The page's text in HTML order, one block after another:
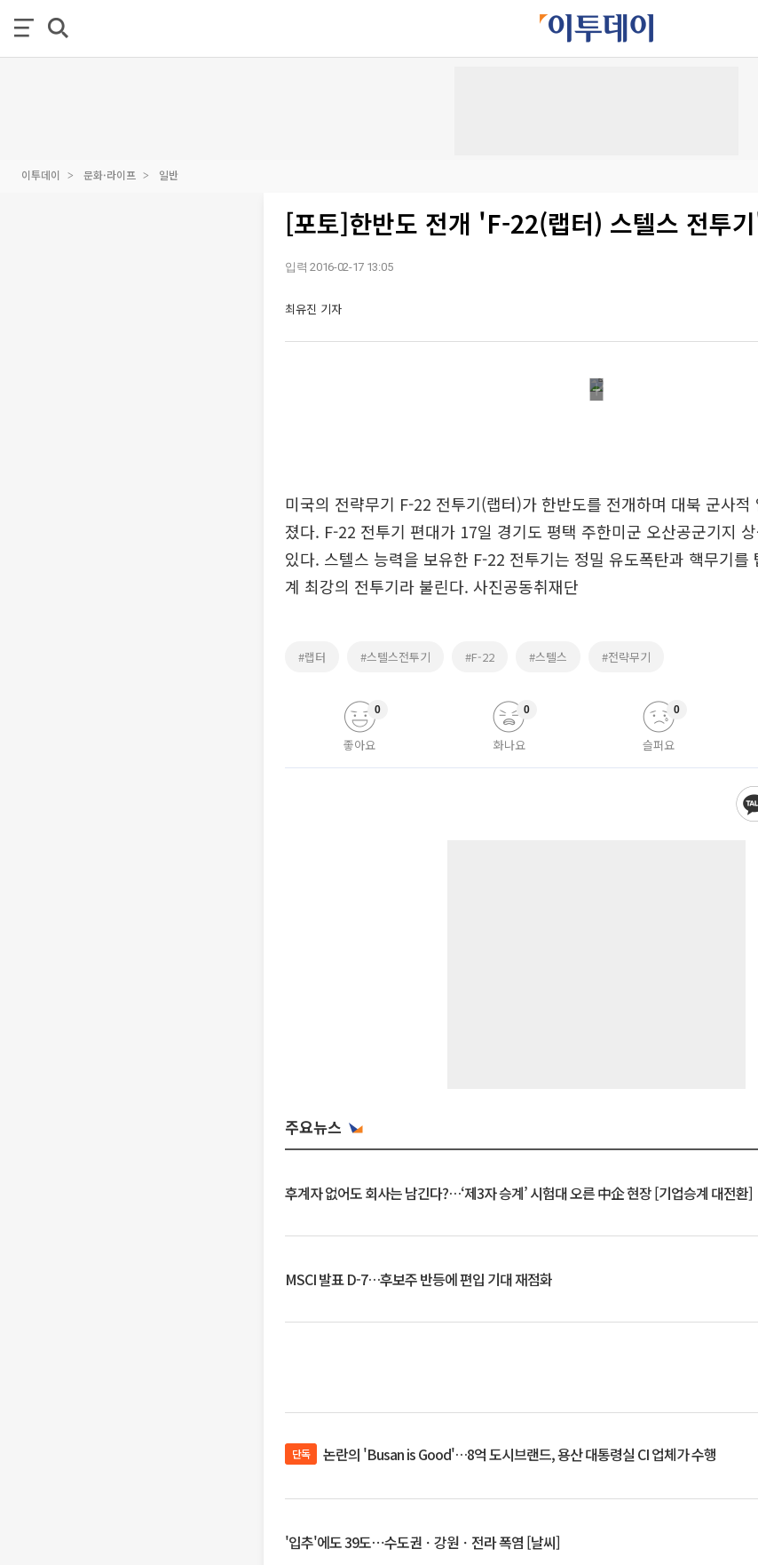
이투데이 문화·라이프 일반
[포토]한반도 전개 'F-22(랩터) 스텔스 전투
입력 2016-02-17 13:05
최유진 기자
미국의 전략무기 F-22 전투기(랩터)가 한반도를 전개하며 대북 군사
졌다. F-22 전투기 편대가 17일 경기도 평택 주한미군 오산공군기지
있다. 스텔스 능력을 보유한 F-22 전투기는 정밀 유도폭탄과 핵무기를
계 최강의 전투기라 불린다. 사진공동취재단
#랩터 #스텔스전투기 #F-22 #스텔스 #전략무기
좋아요
0
화나요
0
슬퍼요
0
주요뉴스
후계자 없어도 회사는 남긴다?…‘제3자 승계’ 시험대 오른 中企 현장 [기업승계 대전환]
MSCI 발표 D-7…후보주 반등에 편입 기대 재점화
단독 논란의 'Busan is Good'…8억 도시브랜드, 용산 대통령실 CI 업체가 수행
'입추'에도 39도⋯수도권ㆍ강원ㆍ전라 폭염 [날씨]